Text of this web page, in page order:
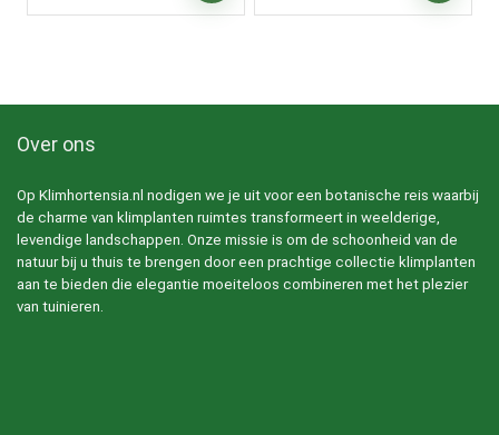
Over ons
Op Klimhortensia.nl nodigen we je uit voor een botanische reis waarbij
de charme van klimplanten ruimtes transformeert in weelderige,
levendige landschappen. Onze missie is om de schoonheid van de
natuur bij u thuis te brengen door een prachtige collectie klimplanten
aan te bieden die elegantie moeiteloos combineren met het plezier
van tuinieren.